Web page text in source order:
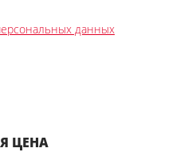
данных
ЦЕНА